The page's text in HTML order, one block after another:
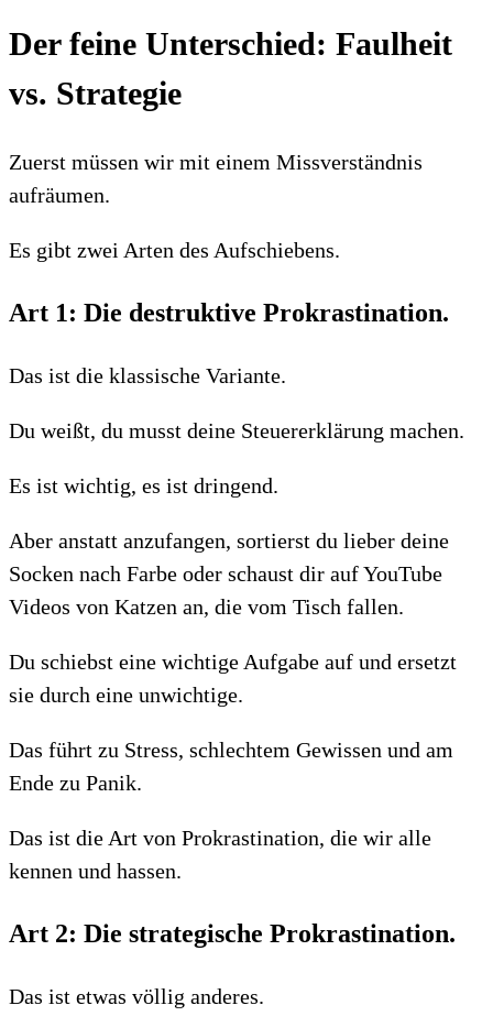
Der feine Unterschied: Faulheit
vs. Strategie
Zuerst müssen wir mit einem Missverständnis
aufräumen.
Es gibt zwei Arten des Aufschiebens.
Art 1: Die destruktive Prokrastination.
Das ist die klassische Variante.
Du weißt, du musst deine Steuererklärung machen.
Es ist wichtig, es ist dringend.
Aber anstatt anzufangen, sortierst du lieber deine
Socken nach Farbe oder schaust dir auf YouTube
Videos von Katzen an, die vom Tisch fallen.
Du schiebst eine wichtige Aufgabe auf und ersetzt
sie durch eine unwichtige.
Das führt zu Stress, schlechtem Gewissen und am
Ende zu Panik.
Das ist die Art von Prokrastination, die wir alle
kennen und hassen.
Art 2: Die strategische Prokrastination.
Das ist etwas völlig anderes.